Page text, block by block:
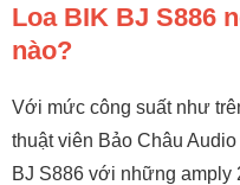
Loa BIK BJ S886
nào?
Với mức công suất như
thuật viên Bảo Châu
BJ S886 với những amply